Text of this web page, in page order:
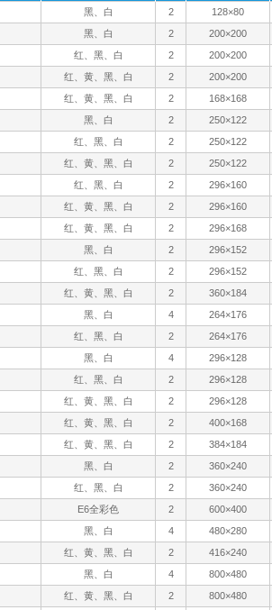
黑、白 2
128×80
黑、白 2
200×200
红、黑、白 2
200×200
红、黄、黑、白 2
200×200
红、黄、黑、白 2
168×168
黑、白 2
250×122
红、黑、白 2
250×122
红、黄、黑、白 2
250×122
红、黑、白 2
296×160
红、黄、黑、白 2
296×160
红、黄、黑、白 2
296×168
黑、白 2
296×152
红、黑、白 2
296×152
红、黄、黑、白 2
360×184
黑、白 4
264×176
红、黑、白 2
264×176
黑、白 4
296×128
红、黑、白 2
296×128
红、黄、黑、白 2
296×128
红、黄、黑、白 2
400×168
红、黄、黑、白 2
384×184
黑、白 2
360×240
红、黑、白 2
360×240
E6全彩色 2
600×400
黑、白 4
480×280
红、黄、黑、白 2
416×240
黑、白 4
800×480
红、黄、黑、白 2
800×480